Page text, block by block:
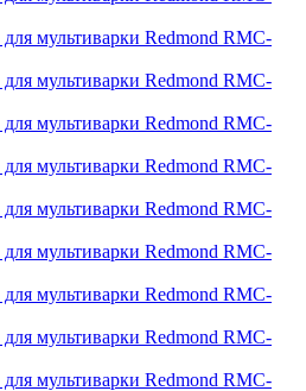
для мультиварки Redmond RMC-
для мультиварки Redmond RMC-
для мультиварки Redmond RMC-
для мультиварки Redmond RMC-
для мультиварки Redmond RMC-
для мультиварки Redmond RMC-
для мультиварки Redmond RMC-
для мультиварки Redmond RMC-
для мультиварки Redmond RMC-